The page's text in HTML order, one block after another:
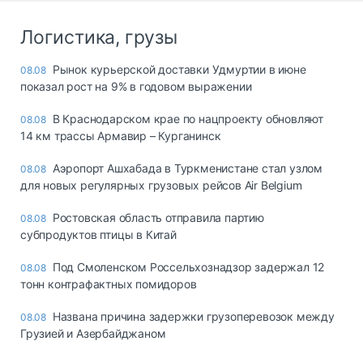
Логистика, грузы
08.08 Рынок курьерской доставки Удмуртии в июне
показал рост на 9% в годовом выражении
08.08 В Краснодарском крае по нацпроекту обновляют
14 км трассы Армавир – Курганинск
08.08 Аэропорт Ашхабада в Туркменистане стал узлом
для новых регулярных грузовых рейсов Air Belgium
08.08 Ростовская область отправила партию
субпродуктов птицы в Китай
08.08 Под Смоленском Россельхознадзор задержал 12
тонн контрафактных помидоров
08.08 Названа причина задержки грузоперевозок между
Грузией и Азербайджаном